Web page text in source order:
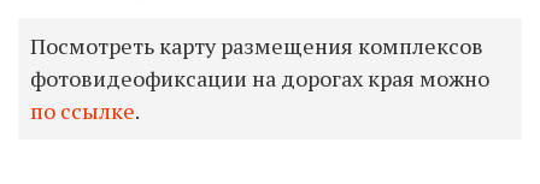
Посмотреть карту размещения комплексов
фотовидеофиксации на дорогах края можно
по ссылке.